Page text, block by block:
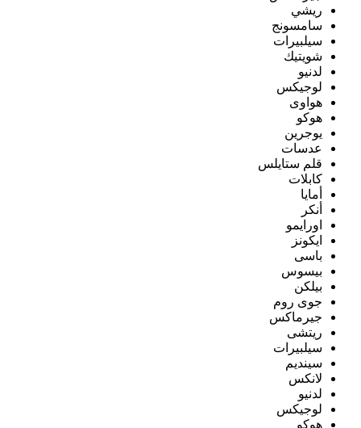
ريشي
سامسونج
سيلبيرات
شويتيك
لدنيو
لوجيكس
هواوى
هوكو
يوجرين
عدسات
قلم ستايلس
كابلات
أمايا
أنكر
اورايمو
ايكونز
باسى
بيسوس
بيلكن
جوى روم
جيرماكس
ريتشى
سيلبيرات
سينديم
لانكس
لدنيو
لوجيكس
هوكو